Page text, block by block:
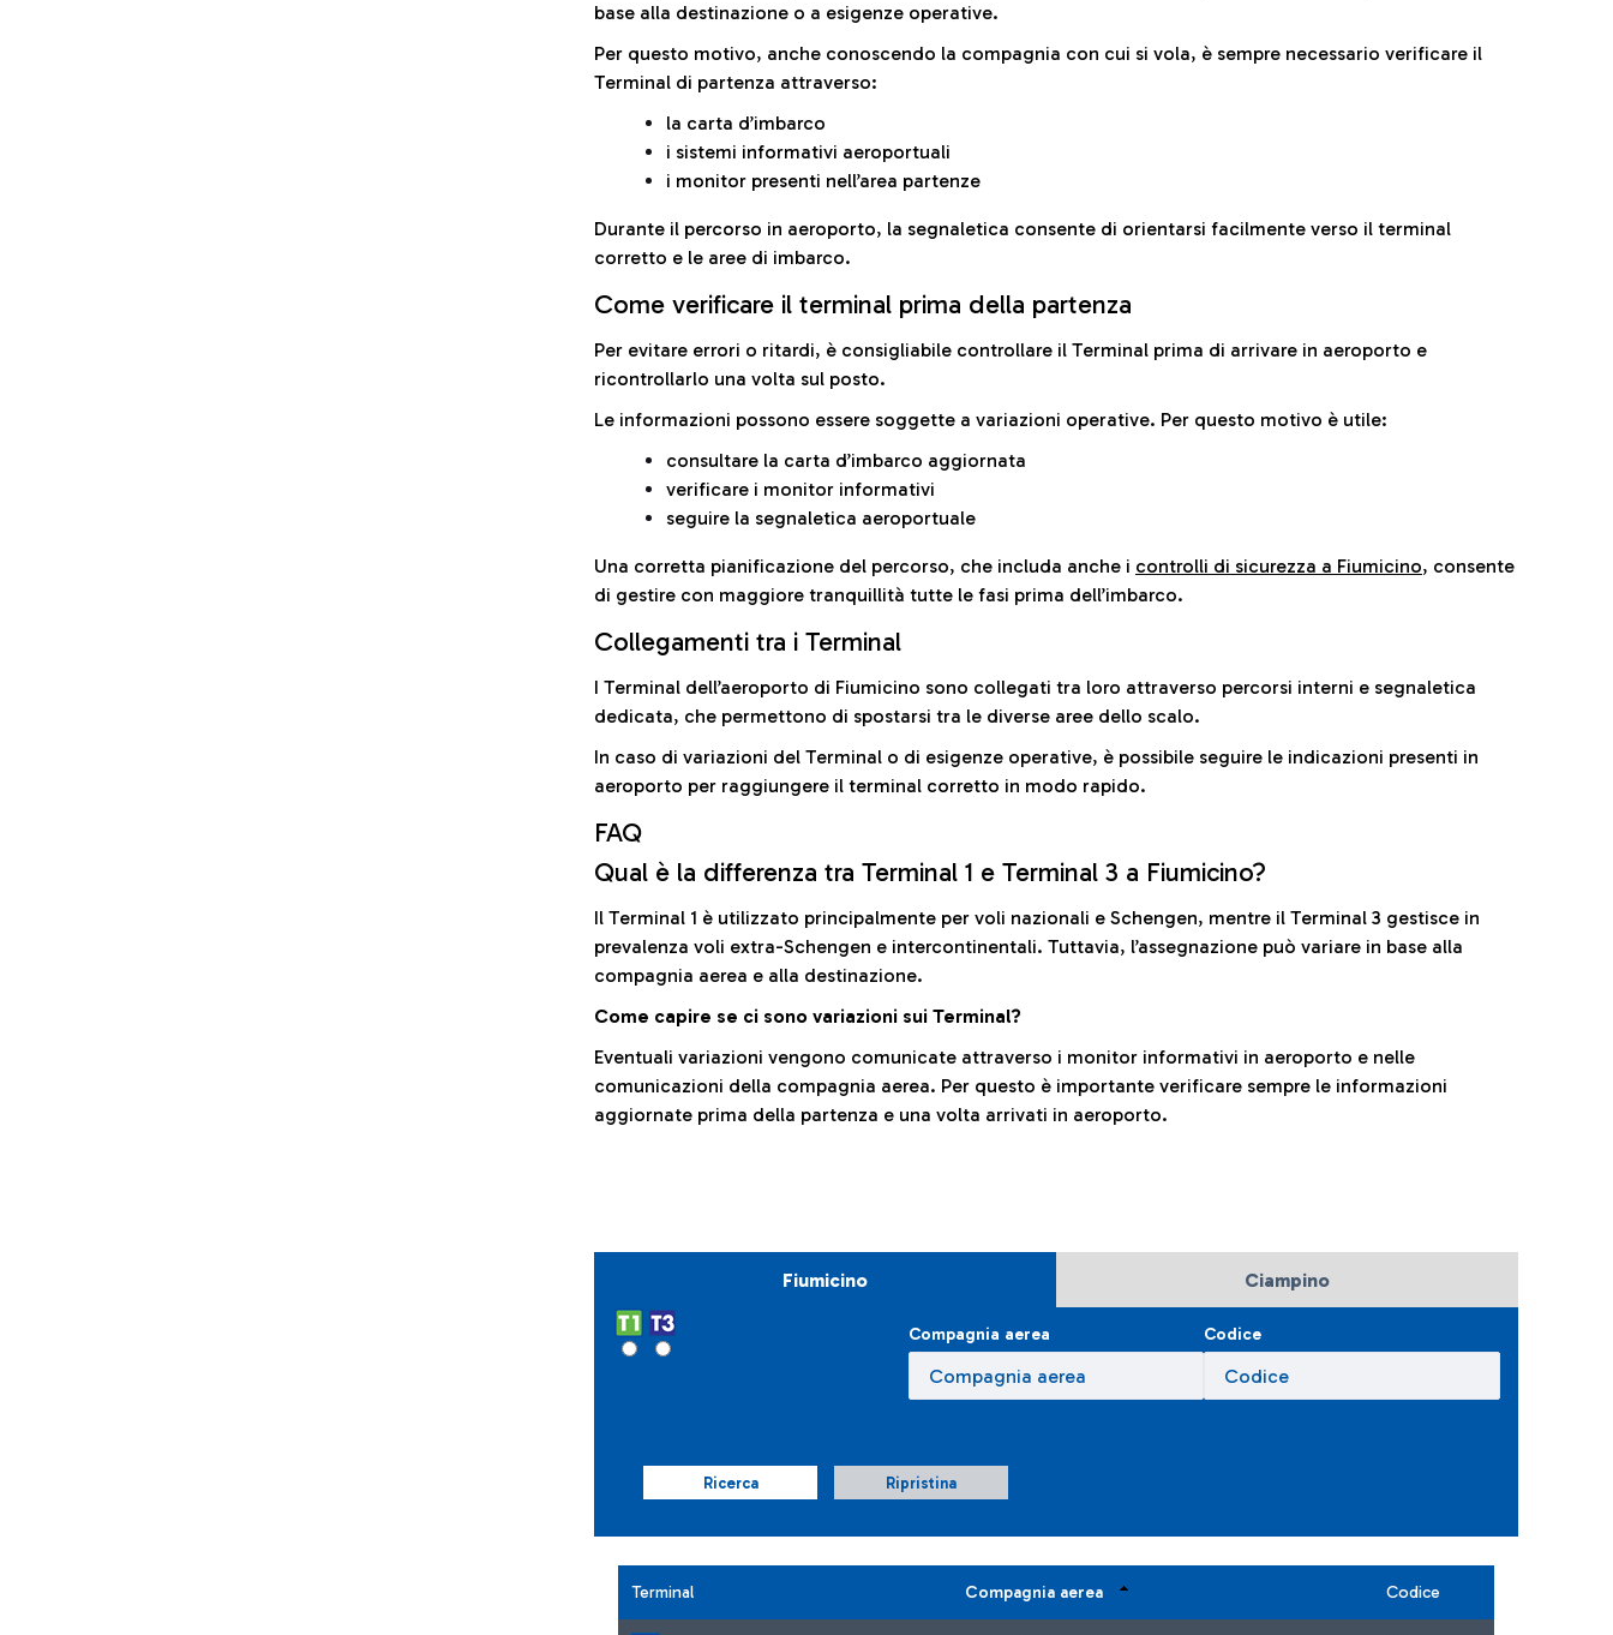
base alla destinazione o a esigenze operative.
Per questo motivo, anche conoscendo la compagnia con cui si vola, è sempre necessario verificare il
Terminal di partenza attraverso:
la carta d’imbarco
i sistemi informativi aeroportuali
i monitor presenti nell’area partenze
Durante il percorso in aeroporto, la segnaletica consente di orientarsi facilmente verso il terminal
corretto e le aree di imbarco.
Come verificare il terminal prima della partenza
Per evitare errori o ritardi, è consigliabile controllare il Terminal prima di arrivare in aeroporto e
ricontrollarlo una volta sul posto.
Le informazioni possono essere soggette a variazioni operative. Per questo motivo è utile:
consultare la carta d’imbarco aggiornata
verificare i monitor informativi
seguire la segnaletica aeroportuale
Una corretta pianificazione del percorso, che includa anche i controlli di sicurezza a Fiumicino, consente
di gestire con maggiore tranquillità tutte le fasi prima dell’imbarco.
Collegamenti tra i Terminal
I Terminal dell’aeroporto di Fiumicino sono collegati tra loro attraverso percorsi interni e segnaletica
dedicata, che permettono di spostarsi tra le diverse aree dello scalo.
In caso di variazioni del Terminal o di esigenze operative, è possibile seguire le indicazioni presenti in
aeroporto per raggiungere il terminal corretto in modo rapido.
FAQ
Qual è la differenza tra Terminal 1 e Terminal 3 a Fiumicino?
Il Terminal 1 è utilizzato principalmente per voli nazionali e Schengen, mentre il Terminal 3 gestisce in
prevalenza voli extra-Schengen e intercontinentali. Tuttavia, l’assegnazione può variare in base alla
compagnia aerea e alla destinazione.
Come capire se ci sono variazioni sui Terminal?
Eventuali variazioni vengono comunicate attraverso i monitor informativi in aeroporto e nelle
comunicazioni della compagnia aerea. Per questo è importante verificare sempre le informazioni
aggiornate prima della partenza e una volta arrivati in aeroporto.
Fiumicino Ciampino
Compagnia aerea Codice
Ricerca Ripristina
Terminal Compagnia aerea Codice